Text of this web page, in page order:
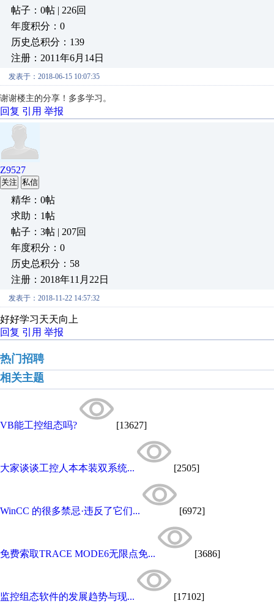
帖子：0帖 | 226回
年度积分：0
历史总积分：139
注册：2011年6月14日
发表于：2018-06-15 10:07:35
谢谢楼主的分享！多多学习。
回复 引用 举报
Z9527
关注 私信
精华：0帖
求助：1帖
帖子：3帖 | 207回
年度积分：0
历史总积分：58
注册：2018年11月22日
发表于：2018-11-22 14:57:32
好好学习天天向上
回复 引用 举报
热门招聘
相关主题
VB能工控组态吗? [13627]
大家谈谈工控人本本装双系统... [2505]
WinCC 的很多禁忌·违反了它们... [6972]
免费索取TRACE MODE6无限点免... [3686]
监控组态软件的发展趋势与现... [17102]